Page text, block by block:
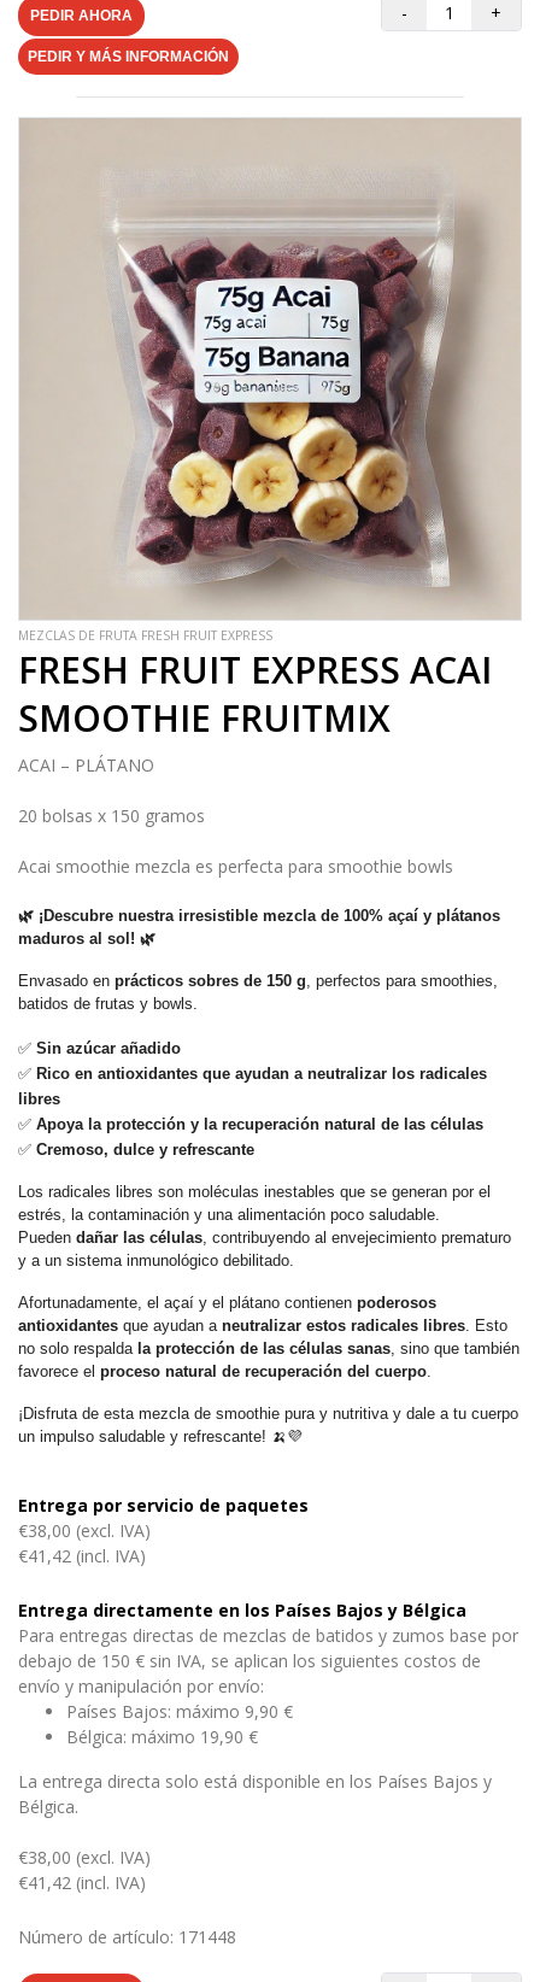
PEDIR AHORA - +
PEDIR Y MÁS INFORMACIÓN
MEZCLAS DE FRUTA FRESH FRUIT EXPRESS
FRESH FRUIT EXPRESS ACAI
SMOOTHIE FRUITMIX
ACAI – PLÁTANO
20 bolsas x 150 gramos
Acai smoothie mezcla es perfecta para smoothie bowls
🌿 ¡Descubre nuestra irresistible mezcla de 100% açaí y plátanos
maduros al sol! 🌿
Envasado en prácticos sobres de 150 g , perfectos para smoothies,
batidos de frutas y bowls.
✅ Sin azúcar añadido
✅ Rico en antioxidantes que ayudan a neutralizar los radicales
libres
✅ Apoya la protección y la recuperación natural de las células
✅ Cremoso, dulce y refrescante
Los radicales libres son moléculas inestables que se generan por el
estrés, la contaminación y una alimentación poco saludable.
Pueden dañar las células , contribuyendo al envejecimiento prematuro
y a un sistema inmunológico debilitado.
Afortunadamente, el açaí y el plátano contienen poderosos
antioxidantes que ayudan a neutralizar estos radicales libres . Esto
no solo respalda la protección de las células sanas , sino que también
favorece el proceso natural de recuperación del cuerpo
¡Disfruta de esta mezcla de smoothie pura y nutritiva y dale a tu cuerpo
un impulso saludable y refrescante! 🍌 💜
Entrega por servicio de paquetes
€38,00 (excl. IVA)
€41,42 (incl. IVA)
Entrega directamente en los Países Bajos y Bélgica
Para entregas directas de mezclas de batidos y zumos base por
debajo de 150 € sin IVA, se aplican los siguientes costos de
envío y manipulación por envío:
Países Bajos: máximo 9,90 €
Bélgica: máximo 19,90 €
La entrega directa solo está disponible en los Países Bajos y
Bélgica.
€38,00 (excl. IVA)
€41,42 (incl. IVA)
Número de artículo: 171448